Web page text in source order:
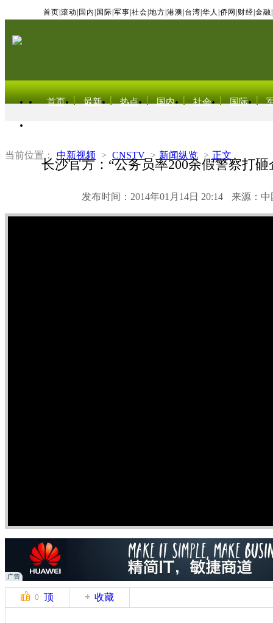
首页 滚动 国内 国际 军事 社会 地方 港澳 台湾 华人 侨网 财经 金融
首页 最新 热点 国内 社会 国际
当前位置： 中新视频 > CNSTV > 新闻纵览 > 正文
长沙官方：“公务员率200余假警察打
发布时间：2014年01月14日 20:14 来源：中
0 顶 收藏